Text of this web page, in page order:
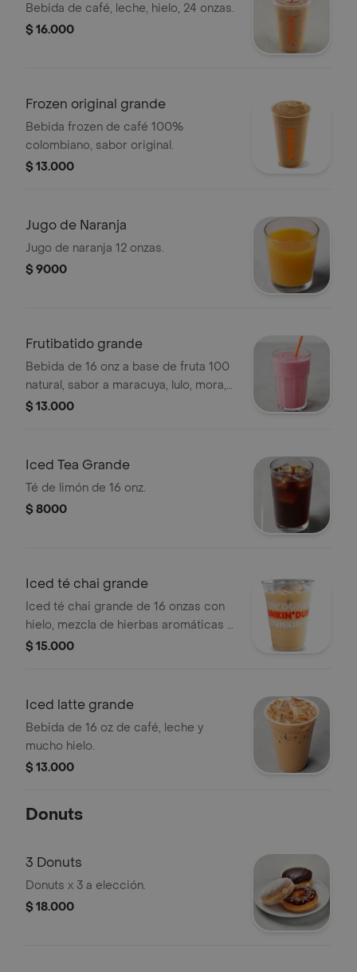
Bebida de café, leche, hielo, 24 onzas.
$ 16.000
Frozen original grande
Bebida frozen de café 100%
colombiano, sabor original.
$ 13.000
Jugo de Naranja
Jugo de naranja 12 onzas.
$ 9000
Frutibatido grande
Bebida de 16 onz a base de fruta 100
natural, sabor a maracuya, lulo, mora,
guanábana y mango
$ 13.000
Iced Tea Grande
Té de limón de 16 onz.
$ 8000
Iced té chai grande
Iced té chai grande de 16 onzas con
hielo, mezcla de hierbas aromáticas y
especias.
$ 15.000
Iced latte grande
Bebida de 16 oz de café, leche y
mucho hielo.
$ 13.000
Donuts
3 Donuts
Donuts x 3 a elección.
$ 18.000